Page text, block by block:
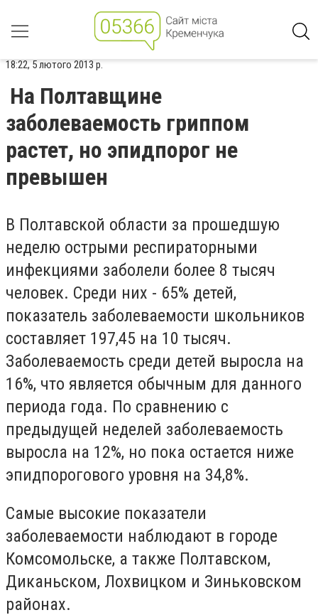
18:22, 5 лютого 2013 р.
На Полтавщине
заболеваемость гриппом
растет, но эпидпорог не
превышен
В Полтавской области за прошедшую
неделю острыми респираторными
инфекциями заболели более 8 тысяч
человек. Среди них - 65% детей,
показатель заболеваемости школьников
составляет 197,45 на 10 тысяч.
Заболеваемость среди детей выросла на
16%, что является обычным для данного
периода года. По сравнению с
предыдущей неделей заболеваемость
выросла на 12%, но пока остается ниже
эпидпорогового уровня на 34,8%.
Самые высокие показатели
заболеваемости наблюдают в городе
Комсомольске, а также Полтавском,
Диканьском, Лохвицком и Зиньковском
районах.